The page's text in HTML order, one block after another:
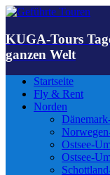
KUGA-Tours
ganzen Welt
Startseite
Fly & Rent
Norden
Ostsee-
Ostsee-